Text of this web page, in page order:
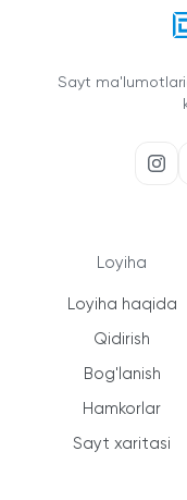
Sayt
Loyiha
Loyiha haqida
Qidirish
Bog'lanish
Hamkorlar
Sayt xaritasi